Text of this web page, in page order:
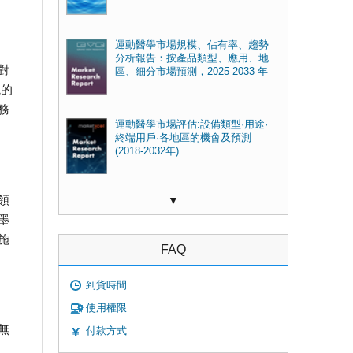
運動醫學市場規模、佔有率、趨勢
分析報告：按產品類型、應用、地
區、細分市場預測，2025-2033 年
運動醫學市場評估:設備類型·用途·
終端用戶·各地區的機會及預測
(2018-2032年)
▼
FAQ
到貨時間
使用權限
付款方式